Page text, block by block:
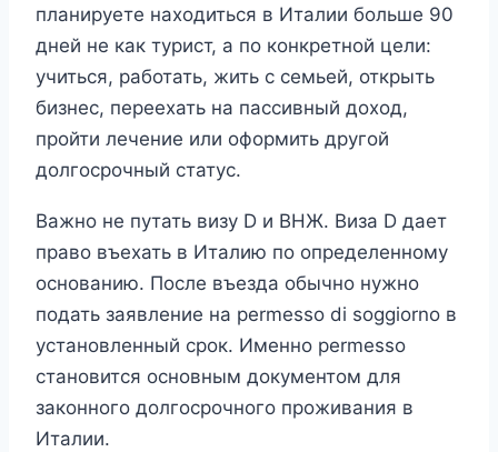
планируете находиться в Италии больше 90
дней не как турист, а по конкретной цели:
учиться, работать, жить с семьей, открыть
бизнес, переехать на пассивный доход,
пройти лечение или оформить другой
долгосрочный статус.
Важно не путать визу D и ВНЖ. Виза D дает
право въехать в Италию по определенному
основанию. После въезда обычно нужно
подать заявление на permesso di soggiorno в
установленный срок. Именно permesso
становится основным документом для
законного долгосрочного проживания в
Италии.